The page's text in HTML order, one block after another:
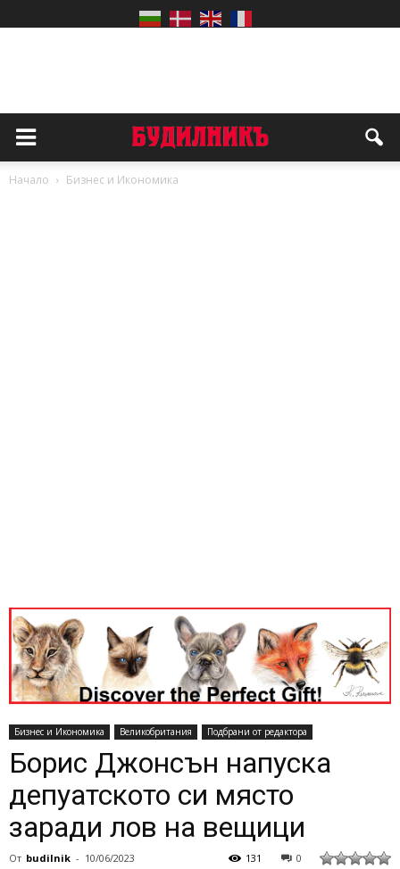
Начало Бизнес и Икономика
Бизнес и Икономика Великобритания Подбрани от редактора
Борис Джонсън напуска
депуатското си място
заради лов на вещици
От budilnik - 10/06/2023 0
131